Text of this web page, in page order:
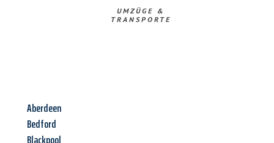
UMZÜGE &
TRANSPORTE
Aberdeen
Bedford